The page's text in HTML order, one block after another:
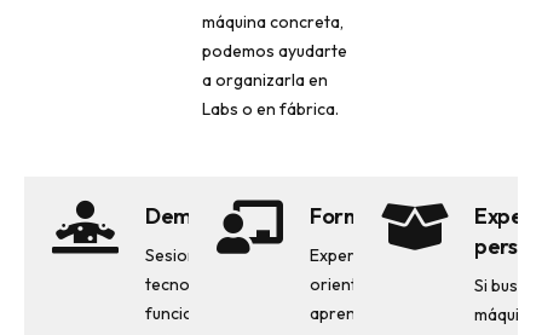
máquina concreta,
podemos ayudarte
a organizarla en
Labs o en fábrica.
Demostraciones
Sesiones para ver la
tecnología en
funcionamiento y
Formación
Experiencias
orientadas a
aprender,
Si